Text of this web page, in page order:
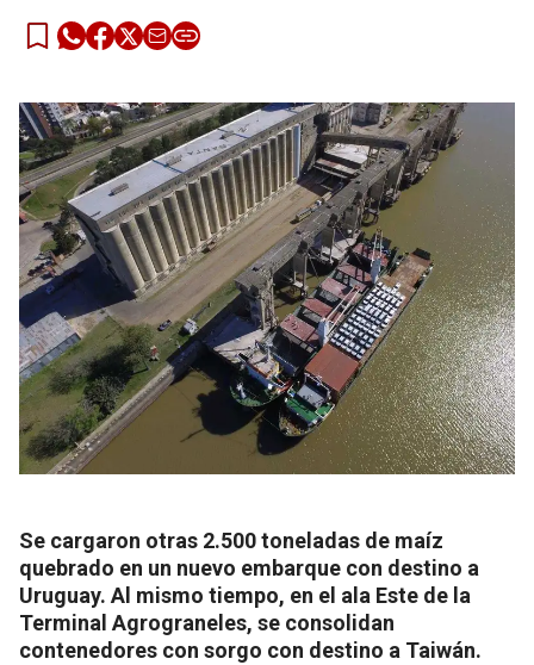
Se cargaron otras 2.500 toneladas de maíz
quebrado en un nuevo embarque con destino a
Uruguay. Al mismo tiempo, en el ala Este de la
Terminal Agrograneles, se consolidan
contenedores con sorgo con destino a Taiwán.